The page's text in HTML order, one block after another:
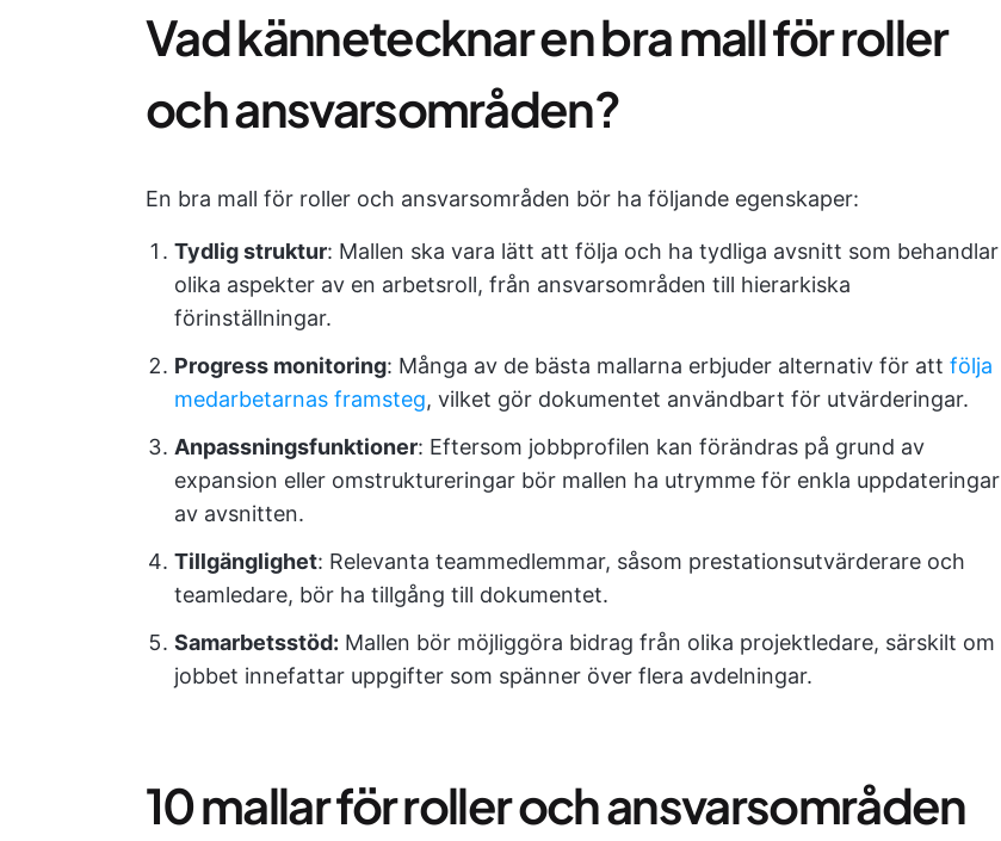
Vad kännetecknar en bra mall för roller
och ansvarsområden?
En bra mall för roller och ansvarsområden bör ha följande egenskaper:
Tydlig struktur: Mallen ska vara lätt att följa och ha tydliga avsnitt som behandlar
olika aspekter av en arbetsroll, från ansvarsområden till hierarkiska
förinställningar.
Progress monitoring: Många av de bästa mallarna erbjuder alternativ för att följa
medarbetarnas framsteg, vilket gör dokumentet användbart för utvärderingar.
Anpassningsfunktioner: Eftersom jobbprofilen kan förändras på grund av
expansion eller omstruktureringar bör mallen ha utrymme för enkla uppdateringar
av avsnitten.
Tillgänglighet: Relevanta teammedlemmar, såsom prestationsutvärderare och
teamledare, bör ha tillgång till dokumentet.
Samarbetsstöd: Mallen bör möjliggöra bidrag från olika projektledare, särskilt om
jobbet innefattar uppgifter som spänner över flera avdelningar.
10 mallar för roller och ansvarsområden